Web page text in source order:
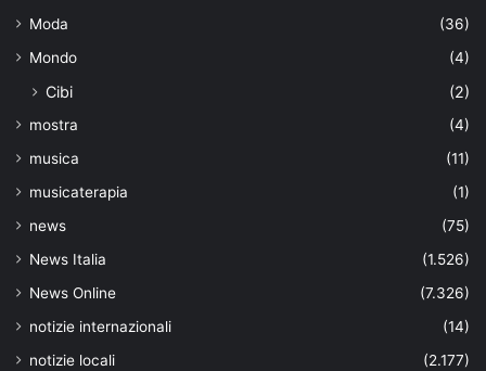
Moda
(36)
Mondo
(4)
Cibi (2)
mostra
(4)
musica
(11)
musicaterapia
(1)
news
(75)
News Italia
(1.526)
News Online
(7.326)
notizie internazionali
(14)
notizie locali
(2.177)